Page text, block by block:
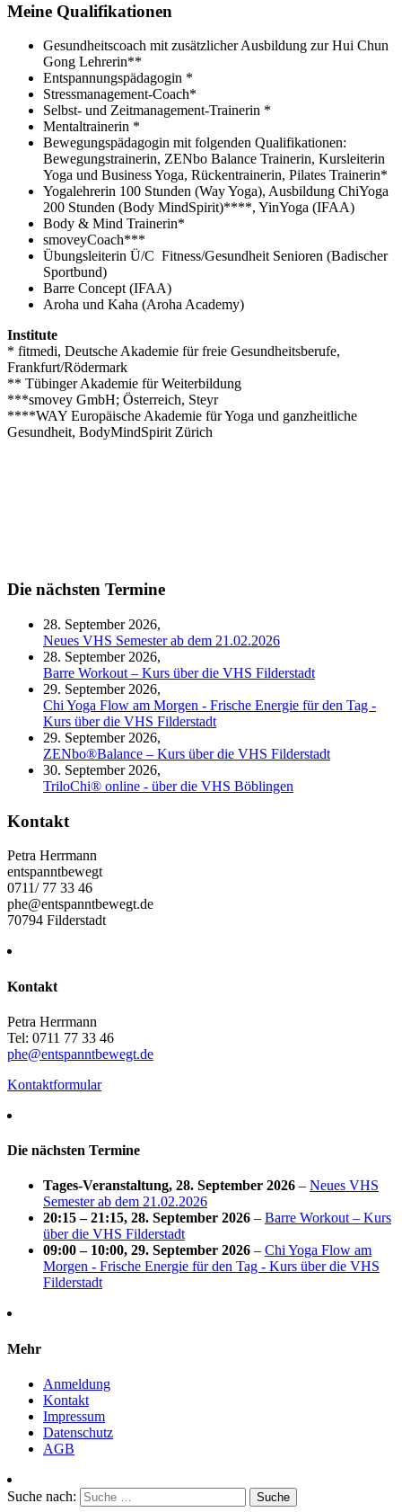
Meine Qualifikationen
Gesundheitscoach mit zusätzlicher Ausbildung zur Hui Chun
Gong Lehrerin**
Entspannungspädagogin *
Stressmanagement-Coach*
Selbst- und Zeitmanagement-Trainerin *
Mentaltrainerin *
Bewegungspädagogin mit folgenden Qualifikationen:
Bewegungstrainerin, ZENbo Balance Trainerin, Kursleiterin
Yoga und Business Yoga, Rückentrainerin, Pilates Trainerin*
Yogalehrerin 100 Stunden (Way Yoga), Ausbildung ChiYoga
200 Stunden (Body MindSpirit)****, YinYoga (IFAA)
Body & Mind Trainerin*
smoveyCoach***
Übungsleiterin Ü/C Fitness/Gesundheit Senioren (Badischer
Sportbund)
Barre Concept (IFAA)
Aroha und Kaha (Aroha Academy)
Institute
* fitmedi, Deutsche Akademie für freie Gesundheitsberufe,
Frankfurt/Rödermark
** Tübinger Akademie für Weiterbildung
***smovey GmbH; Österreich, Steyr
****WAY Europäische Akademie für Yoga und ganzheitliche
Gesundheit, BodyMindSpirit Zürich
Die nächsten Termine
28. September 2026,
Neues VHS Semester ab dem 21.02.2026
28. September 2026,
Barre Workout – Kurs über die VHS Filderstadt
29. September 2026,
Chi Yoga Flow am Morgen - Frische Energie für den Tag -
Kurs über die VHS Filderstadt
29. September 2026,
ZENbo®Balance – Kurs über die VHS Filderstadt
30. September 2026,
TriloChi® online - über die VHS Böblingen
Kontakt
Petra Herrmann
entspanntbewegt
0711/ 77 33 46
phe@entspanntbewegt.de
70794 Filderstadt
Kontakt
Petra Herrmann
Tel: 0711 77 33 46
phe@entspanntbewegt.de
Kontaktformular
Die nächsten Termine
Tages-Veranstaltung, 28. September 2026 – Neues VHS
Semester ab dem 21.02.2026
20:15 – 21:15, 28. September 2026 – Barre Workout – Kurs
über die VHS Filderstadt
09:00 – 10:00, 29. September 2026 – Chi Yoga Flow am
Morgen - Frische Energie für den Tag - Kurs über die VHS
Filderstadt
Mehr
Anmeldung
Kontakt
Impressum
Datenschutz
AGB
Suche nach: